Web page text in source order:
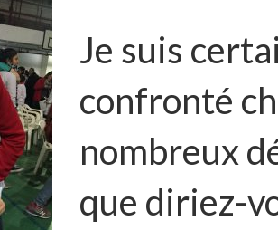
Je suis
confronté
nombreux
que diriez-